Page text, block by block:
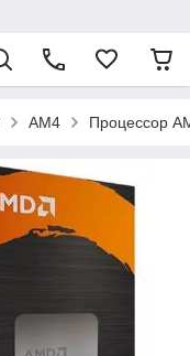
AM4 Процессор